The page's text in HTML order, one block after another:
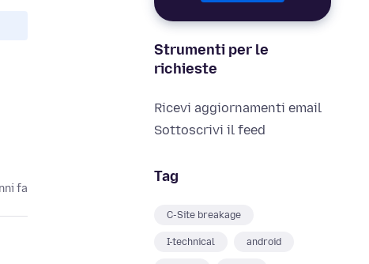
Strumenti per le
richieste
Ricevi aggiornamenti email
Sottoscrivi il feed
Tag
C-Site breakage
I-technical android
fa